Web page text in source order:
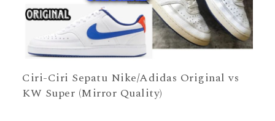
Ciri-Ciri Sepatu Nike/Adidas Original vs
KW Super (Mirror Quality)